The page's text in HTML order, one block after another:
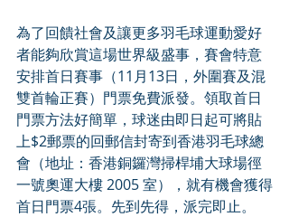
為了回饋社會及讓更多羽毛球運動愛好
者能夠欣賞這場世界級盛事，賽會特意
安排首日賽事（11月13日，外圍賽及混
雙首輪正賽）門票免費派發。領取首日
門票方法好簡單，球迷由即日起可將貼
上$2郵票的回郵信封寄到香港羽毛球總
會（地址：香港銅鑼灣掃桿埔大球場徑
一號奧運大樓 2005 室），就有機會獲得
首日門票4張。先到先得，派完即止。